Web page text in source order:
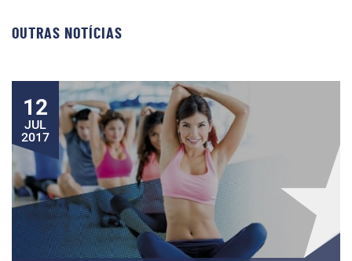
OUTRAS NOTÍCIAS
12
JUL
2017